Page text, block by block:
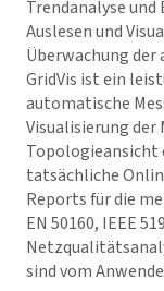
Trendanalyse
Auslesen und
Überwachung
GridVis ist ein
automatische
Visualisierung der
Topologieansicht
tatsächliche
Reports für die
EN 50160, IEEE
sind vom